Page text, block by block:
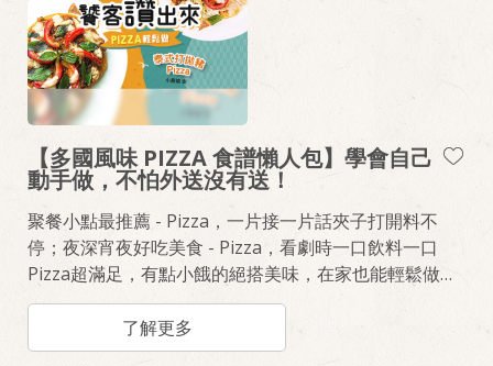
【多國風味 PIZZA 食譜懶人包】學會自己
動手做，不怕外送沒有送！
聚餐小點最推薦 - Pizza，一片接一片話夾子打開料不
停；夜深宵夜好吃美食 - Pizza，看劇時一口飲料一口
Pizza超滿足，有點小餓的絕搭美味，在家也能輕鬆做！
喜歡蔬食滿點的清爽滋味，請吃《義式繽紛蔬菜健康
Pizza》，熱愛重口味的味覺饗宴，請選《泰式打拋豬
Pizza》，兩種風味Pizza怎麼做，不藏私的教大家！
了解更多